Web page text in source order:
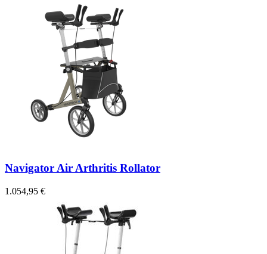
Navigator Air Arthritis Rollator
1.054,95 €